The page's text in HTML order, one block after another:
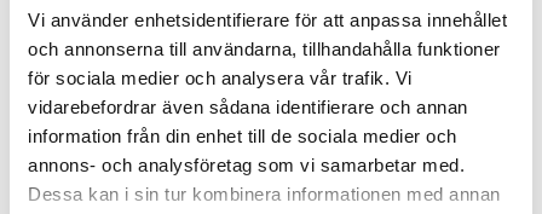
Vi använder enhetsidentifierare för att anpassa innehållet
och annonserna till användarna, tillhandahålla funktioner
för sociala medier och analysera vår trafik. Vi
vidarebefordrar även sådana identifierare och annan
information från din enhet till de sociala medier och
annons- och analysföretag som vi samarbetar med.
Dessa kan i sin tur kombinera informationen med annan